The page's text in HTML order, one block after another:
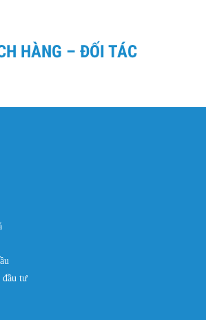
HÀNG – ĐỐI TÁC
đầu tư